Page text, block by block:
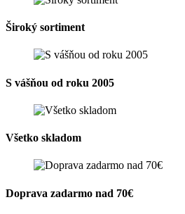
Široký sortiment
S vášňou od roku 2005
Všetko skladom
Doprava zadarmo nad 70€